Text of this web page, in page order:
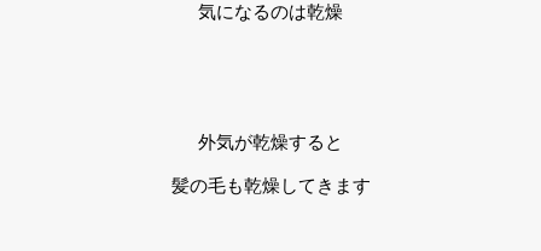
気になるのは乾燥
外気が乾燥すると
髪の毛も乾燥してきます